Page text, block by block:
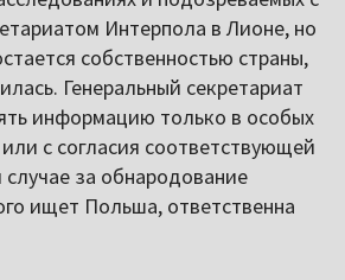
Интерпола в Лионе, но
собственностью страны,
Генеральный секретариат
информацию только в особых
с согласия соответствующей
за обнародование
ищет Польша, ответственна